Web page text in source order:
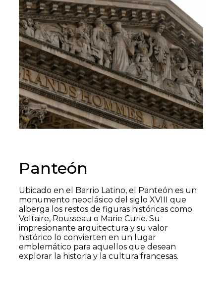
Panteón
Ubicado en el Barrio Latino, el Panteón es un
monumento neoclásico del siglo XVIII que
alberga los restos de figuras históricas como
Voltaire, Rousseau o Marie Curie. Su
impresionante arquitectura y su valor
histórico lo convierten en un lugar
emblemático para aquellos que desean
explorar la historia y la cultura francesas.